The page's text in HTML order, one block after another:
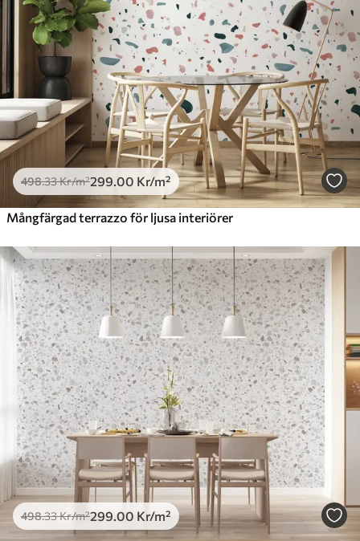
631 .67379.00Kr /m²
Premiumvinyl
725.00435 .00 Kr/m²
Peel and Stick
900 .00540 .00Kr/m²
498.33Kr/m²299 .00 Kr/m²
Mångfärgad terrazzo för ljusa interiörer
498.33Kr/m²299.00 Kr/m²